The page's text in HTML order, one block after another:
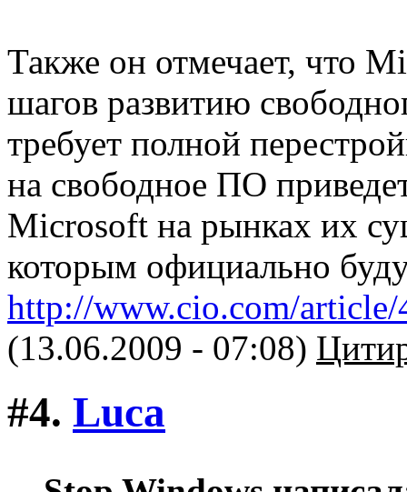
Также он отмечает, что
шагов развитию
требует полной
на свободное ПО
Microsoft на рынках их
которым официально
http://www.cio.com/
(13.06.2009 - 07:08)
#4. Luca